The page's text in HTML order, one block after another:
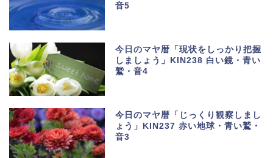
音5
今日のマヤ暦「現状をしっかり把握
しましょう」KIN238 白い鏡・青い
鷲・音4
今日のマヤ暦「じっくり観察しまし
ょう」KIN237 赤い地球・青い鷲・
音3